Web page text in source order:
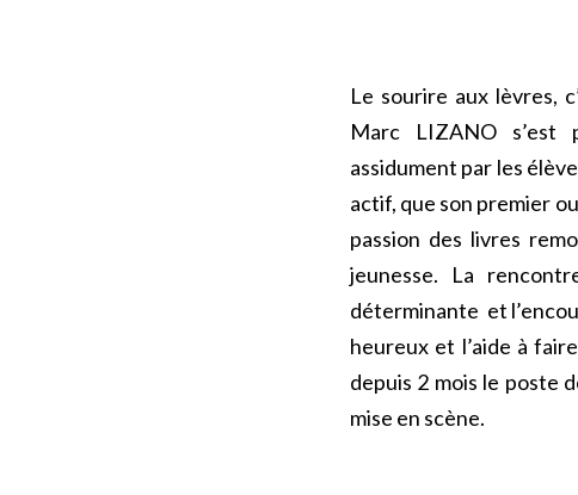
Le sourire aux lèvres,
Marc LIZANO s’est
assidument par les
actif, que son premier
passion des livres
jeunesse. La
déterminante et
heureux et l’aide à
depuis 2 mois le poste
mise en scène.